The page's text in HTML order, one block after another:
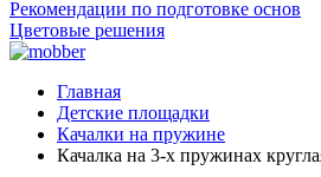
Рекомендации по подготовке основ
Цветовые решения
Главная
Детские площадки
Качалки на пружине
Качалка на 3-х пружинах